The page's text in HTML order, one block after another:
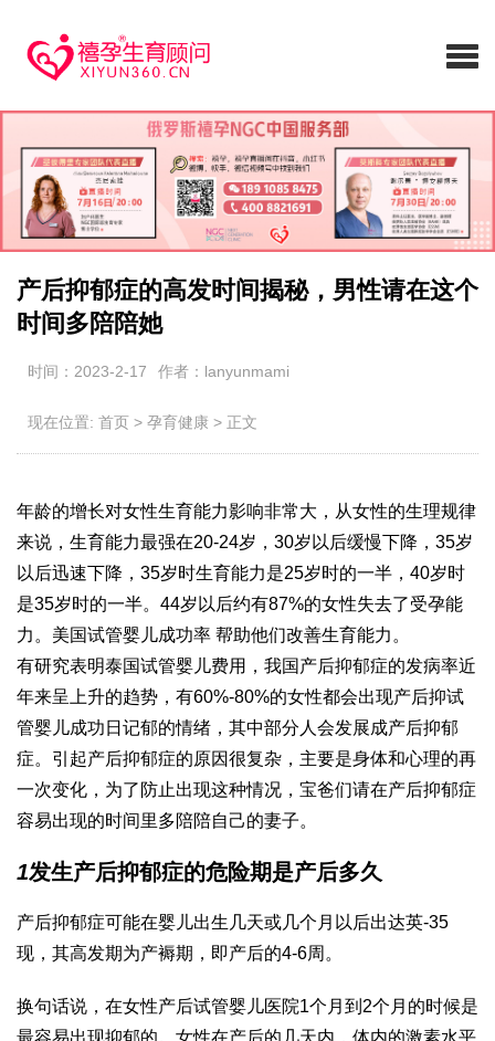
产后抑郁症的高发时间揭秘，男性请在这个
时间多陪陪她
时间：2023-2-17 作者：lanyunmami
现在位置: 首页 > 孕育健康 > 正文
年龄的增长对女性生育能力影响非常大，从女性的生理规律
来说，生育能力最强在20-24岁，30岁以后缓慢下降，35岁
以后迅速下降，35岁时生育能力是25岁时的一半，40岁时
是35岁时的一半。44岁以后约有87%的女性失去了受孕能
力。美国试管婴儿成功率 帮助他们改善生育能力。
有研究表明泰国试管婴儿费用 ，我国产后抑郁症的发病率近
年来呈上升的趋势，有60%-80%的女性都会出现产后抑试
管婴儿成功日记郁的情绪，其中部分人会发展成产后抑郁
症。引起产后抑郁症的原因很复杂，主要是身体和心理的再
一次变化，为了防止出现这种情况，宝爸们请在产后抑郁症
容易出现的时间里多陪陪自己的妻子。
1发生产后抑郁症的危险期是产后多久
产后抑郁症可能在婴儿出生几天或几个月以后出达英-35
现，其高发期为产褥期，即产后的4-6周。
换句话说，在女性产后试管婴儿医院1个月到2个月的时候是